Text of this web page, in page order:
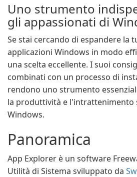
Uno strumento
gli appassionati di
Se stai cercando di espandere la
applicazioni Windows in modo
una scelta eccellente. I suoi
combinati con un processo di
rendono uno strumento
la produttività e l'intrattenimento
Windows.
Panoramica
App Explorer è un software
Utilità di Sistema sviluppato da